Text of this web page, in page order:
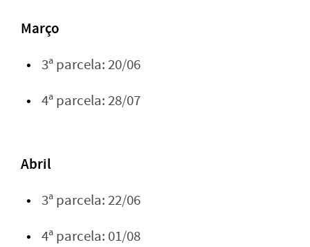
Março
3ª parcela: 20/06
4ª parcela: 28/07
Abril
3ª parcela: 22/06
4ª parcela: 01/08